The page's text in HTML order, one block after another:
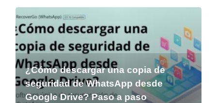
¿Cómo descargar una copia de
seguridad de WhatsApp desde
Google Drive? Paso a paso